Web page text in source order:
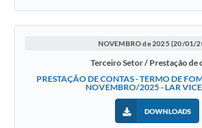
NOVEMBRO de 2025 (20/01/
Terceiro Setor / Prestação de
PRESTAÇÃO DE CONTAS - TERMO DE
NOVEMBRO/2025 - LAR
DOWNLOADS